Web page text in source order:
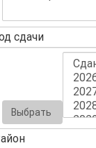
сдачи
Выбрать